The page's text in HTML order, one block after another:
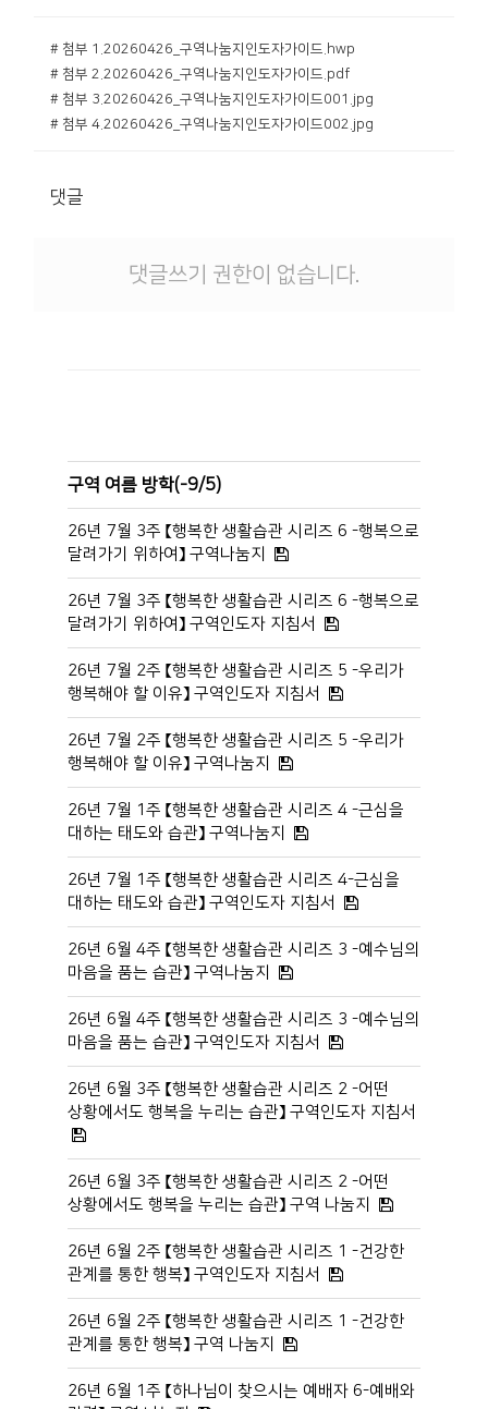
# 첨부 1.20260426_구역나눔지인도자가이드.hwp
# 첨부 2.20260426_구역나눔지인도자가이드.pdf
# 첨부 3.20260426_구역나눔지인도자가이드001.jpg
# 첨부 4.20260426_구역나눔지인도자가이드002.jpg
댓글
댓글쓰기 권한이 없습니다.
구역 여름 방학(-9/5)
26년 7월 3주 【행복한 생활습관 시리즈 6 -행복으로
달려가기 위하여】 구역나눔지
26년 7월 3주 【행복한 생활습관 시리즈 6 -행복으로
달려가기 위하여】 구역인도자 지침서
26년 7월 2주 【행복한 생활습관 시리즈 5 -우리가
행복해야 할 이유】 구역인도자 지침서
26년 7월 2주 【행복한 생활습관 시리즈 5 -우리가
행복해야 할 이유】 구역나눔지
26년 7월 1주 【행복한 생활습관 시리즈 4 -근심을
대하는 태도와 습관】 구역나눔지
26년 7월 1주 【행복한 생활습관 시리즈 4-근심을
대하는 태도와 습관】 구역인도자 지침서
26년 6월 4주 【행복한 생활습관 시리즈 3 -예수님의
마음을 품는 습관】 구역나눔지
26년 6월 4주 【행복한 생활습관 시리즈 3 -예수님의
마음을 품는 습관】 구역인도자 지침서
26년 6월 3주 【행복한 생활습관 시리즈 2 -어떤
상황에서도 행복을 누리는 습관】 구역인도자 지침서
26년 6월 3주 【행복한 생활습관 시리즈 2 -어떤
상황에서도 행복을 누리는 습관】 구역 나눔지
26년 6월 2주 【행복한 생활습관 시리즈 1 -건강한
관계를 통한 행복】 구역인도자 지침서
26년 6월 2주 【행복한 생활습관 시리즈 1 -건강한
관계를 통한 행복】 구역 나눔지
26년 6월 1주 【하나님이 찾으시는 예배자 6-예배와